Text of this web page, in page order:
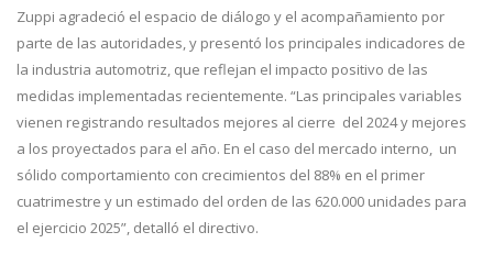
Zuppi agradeció el espacio de diálogo y el acompañamiento por
parte de las autoridades, y presentó los principales indicadores de
la industria automotriz, que reflejan el impacto positivo de las
medidas implementadas recientemente. “Las principales variables
vienen registrando resultados mejores al cierre del 2024 y mejores
a los proyectados para el año. En el caso del mercado interno, un
sólido comportamiento con crecimientos del 88% en el primer
cuatrimestre y un estimado del orden de las 620.000 unidades para
el ejercicio 2025”, detalló el directivo.